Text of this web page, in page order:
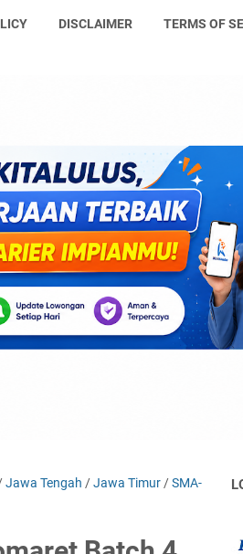
DISCLAIMER TERMS OF
Jawa Tengah /Jawa Timur /SMA-